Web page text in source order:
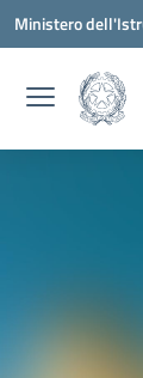
Vai ai contenuti
Vai al menu di
Vai al footer
Ministero